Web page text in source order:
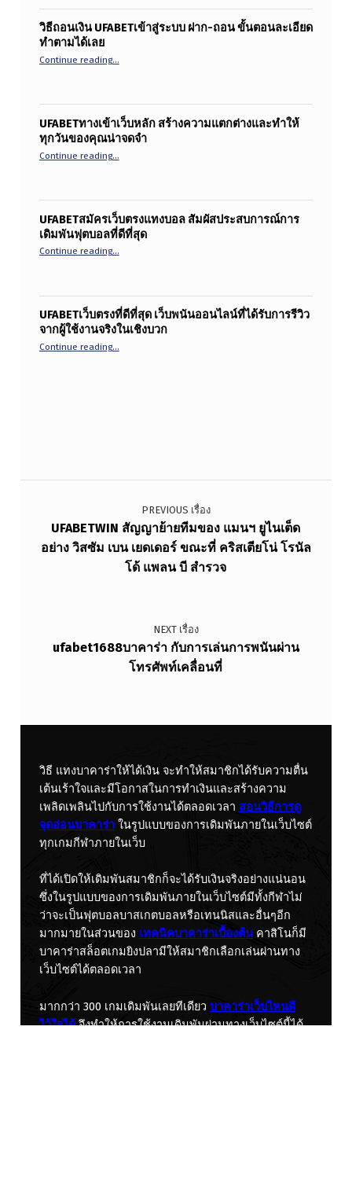
วิธีถอนเงิน UFABETเข้าสู่ระบบ ฝาก-ถอน ขั้นตอนละเอียด
ทำตามได้เลย
Continue reading…
UFABETทางเข้าเว็บหลัก สร้างความแตกต่างและทำให้
ทุกวันของคุณน่าจดจำ
Continue reading…
UFABETสมัครเว็บตรงแทงบอล สัมผัสประสบการณ์การ
เดิมพันฟุตบอลที่ดีที่สุด
Continue reading
“UFABETสมัครเว็บตรงแทงบอล สัมผัสประสบการณ์การเดิม
…
UFABETเว็บตรงที่ดีที่สุด เว็บพนันออนไลน์ที่ได้รับการรีวิว
จากผู้ใช้งานจริงในเชิงบวก
Continue reading…
แนะแนวเรื่อง
PREVIOUS เรื่อง
UFABETWIN สัญญาย้ายทีมของ แมนฯ ยูไนเต็ด
อย่าง วิสซัม เบน เยดเดอร์ ขณะที่ คริสเตียโน่ โรนัล
โด้ แพลน บี สํารวจ
NEXT เรื่อง
ufabet1688บาคาร่า กับการเล่นการพนันผ่าน
โทรศัพท์เคลื่อนที่
วิธี แทงบาคาร่าให้ได้เงิน จะทำให้สมาชิกได้รับความตื่น
เต้นเร้าใจและมีโอกาสในการทำเงินและสร้างความ
เพลิดเพลินไปกับการใช้งานได้ตลอดเวลา สอนวิธีการดู
จุดอ่อนบาคาร่าในรูปแบบของการเดิมพันภายในเว็บไซต์
ทุกเกมกีฬาภายในเว็บ
ที่ได้เปิดให้เดิมพันสมาชิกก็จะได้รับเงินจริงอย่างแน่นอน
ซึ่งในรูปแบบของการเดิมพันภายในเว็บไซต์มีทั้งกีฬาไม่
ว่าจะเป็นฟุตบอลบาสเกตบอลหรือเทนนิสและอื่นๆอีก
มากมายในส่วนของ เทคนิคบาคาร่าเบื้องต้นคาสิโนก็มี
บาคาร่าสล็อตเกมยิงปลามีให้สมาชิกเลือกเล่นผ่านทาง
เว็บไซต์ได้ตลอดเวลา
มากกว่า 300 เกมเดิมพันเลยทีเดียว บาคาร่าเว็บไหนดี
ไว้ใจได้จึงทำให้การใช้งานเดิมพันผ่านทางเว็บไซต์นี้ได้